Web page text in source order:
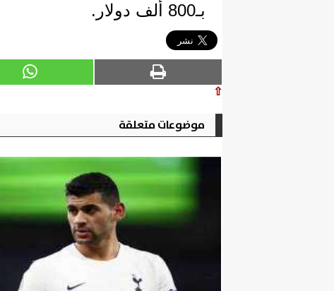
بـ800 ألف دولار.
⇧
موضوعات متعلقة